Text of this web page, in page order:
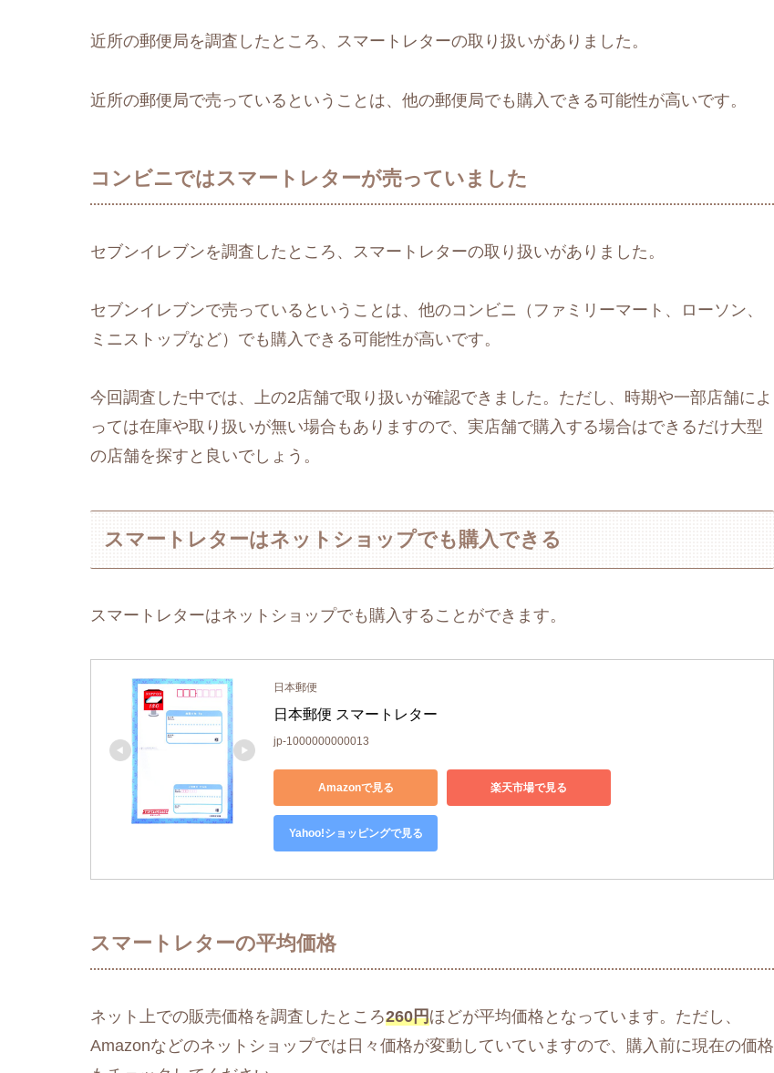
近所の郵便局を調査したところ、スマートレターの取り扱いがありました。
近所の郵便局で売っているということは、他の郵便局でも購入できる可能性が高いです。
コンビニではスマートレターが売っていました
セブンイレブンを調査したところ、スマートレターの取り扱いがありました。
セブンイレブンで売っているということは、他のコンビニ（ファミリーマート、ローソン、
ミニストップなど）でも購入できる可能性が高いです。
今回調査した中では、上の2店舗で取り扱いが確認できました。ただし、時期や一部店舗によ
っては在庫や取り扱いが無い場合もありますので、実店舗で購入する場合はできるだけ大型
の店舗を探すと良いでしょう。
スマートレターはネットショップでも購入できる
スマートレターはネットショップでも購入することができます。
日本郵便
日本郵便 スマートレター
jp-1000000000013
Amazonで見る 楽天市場で見る
Yahoo!ショッピングで見る
スマートレターの平均価格
ネット上での販売価格を調査したところ260円ほどが平均価格となっています。ただし、
Amazonなどのネットショップでは日々価格が変動していていますので、購入前に現在の価格